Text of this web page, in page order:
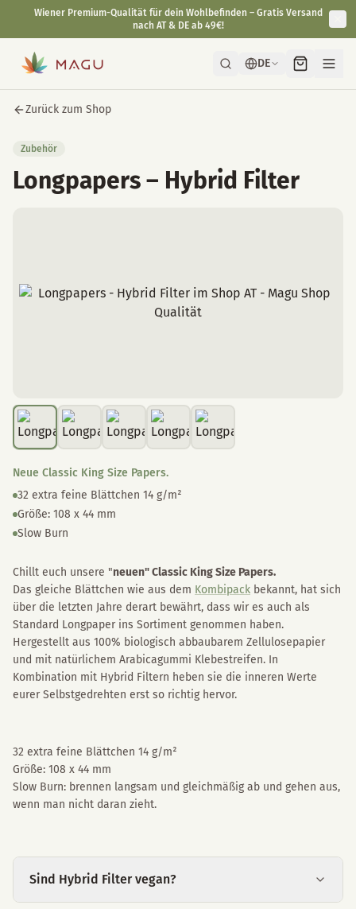
DE
Zurück zum Shop
Zubehör
Longpapers – Hybrid Filter
Neue Classic King Size Papers.
32 extra feine Blättchen 14 g/m²
Größe: 108 x 44 mm
Slow Burn
Chillt euch unsere "neuen" Classic King Size Papers.
Das gleiche Blättchen wie aus dem Kombipack bekannt, hat sich
über die letzten Jahre derart bewährt, dass wir es auch als
Standard Longpaper ins Sortiment genommen haben.
Hergestellt aus 100% biologisch abbaubarem Zellulosepapier
und mit natürlichem Arabicagummi Klebestreifen. In
Kombination mit Hybrid Filtern heben sie die inneren Werte
eurer Selbstgedrehten erst so richtig hervor.
32 extra feine Blättchen 14 g/m²
Größe: 108 x 44 mm
Slow Burn: brennen langsam und gleichmäßig ab und gehen aus,
wenn man nicht daran zieht.
Sind Hybrid Filter vegan?
Wiener Premium-Qualität für dein Wohlbefinden – Gratis Versand
nach AT & DE ab 49€!